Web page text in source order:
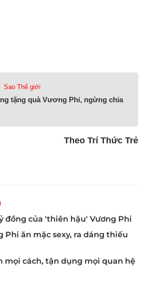
Sao Thế giới
tặng quà Vương Phi, ngừng chia
Theo Trí Thức Trẻ
đồng của 'thiên hậu' Vương Phi
Phi ăn mặc sexy, ra dáng thiếu
mọi cách, tận dụng mọi quan hệ